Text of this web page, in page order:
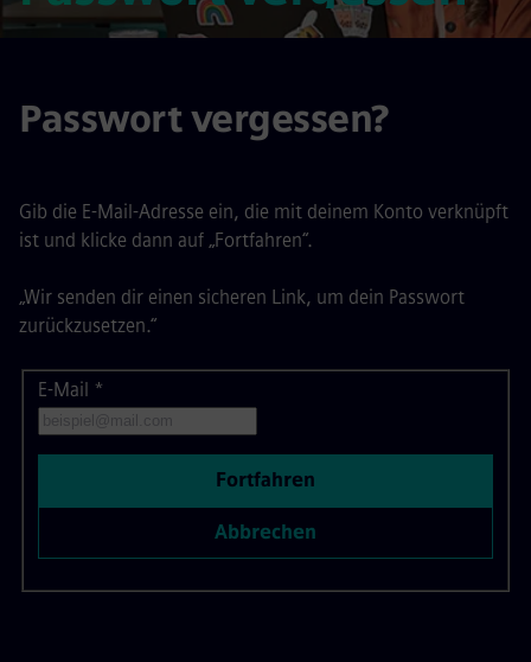
Passwort vergessen?
Gib die E-Mail-Adresse ein, die mit deinem Konto verknüpft
ist und klicke dann auf „Fortfahren“.
„Wir senden dir einen sicheren Link, um dein Passwort
zurückzusetzen.“
Passwort mit deiner E-Mail zurücksetzen
E-Mail *
Abbrechen
Fortfahren